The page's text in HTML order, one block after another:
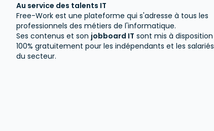
Au service des talents IT
Free-Work est une plateforme qui s'adresse à tous les
professionnels des métiers de l'informatique.
Ses contenus et son jobboard IT sont mis à disposition
100% gratuitement pour les indépendants et les salariés
du secteur.